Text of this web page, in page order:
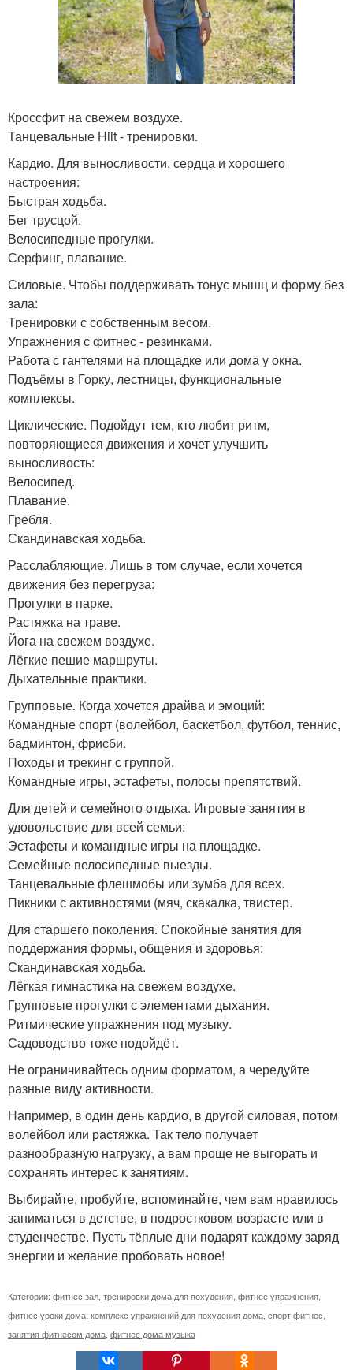
Кроссфит на свежем воздухе.
Танцевальные Hiit - тренировки.
Кардио. Для выносливости, сердца и хорошего
настроения:
Быстрая ходьба.
Бег трусцой.
Велосипедные прогулки.
Серфинг, плавание.
Силовые. Чтобы поддерживать тонус мышц и форму без
зала:
Тренировки с собственным весом.
Упражнения с фитнес - резинками.
Работа с гантелями на площадке или дома у окна.
Подъёмы в Горку, лестницы, функциональные
комплексы.
Циклические. Подойдут тем, кто любит ритм,
повторяющиеся движения и хочет улучшить
выносливость:
Велосипед.
Плавание.
Гребля.
Скандинавская ходьба.
Расслабляющие. Лишь в том случае, если хочется
движения без перегруза:
Прогулки в парке.
Растяжка на траве.
Йога на свежем воздухе.
Лёгкие пешие маршруты.
Дыхательные практики.
Групповые. Когда хочется драйва и эмоций:
Командные спорт (волейбол, баскетбол, футбол, теннис,
бадминтон, фрисби.
Походы и трекинг с группой.
Командные игры, эстафеты, полосы препятствий.
Для детей и семейного отдыха. Игровые занятия в
удовольствие для всей семьи:
Эстафеты и командные игры на площадке.
Семейные велосипедные выезды.
Танцевальные флешмобы или зумба для всех.
Пикники с активностями (мяч, скакалка, твистер.
Для старшего поколения. Спокойные занятия для
поддержания формы, общения и здоровья:
Скандинавская ходьба.
Лёгкая гимнастика на свежем воздухе.
Групповые прогулки с элементами дыхания.
Ритмические упражнения под музыку.
Садоводство тоже подойдёт.
Не ограничивайтесь одним форматом, а чередуйте
разные виду активности.
Например, в один день кардио, в другой силовая, потом
волейбол или растяжка. Так тело получает
разнообразную нагрузку, а вам проще не выгорать и
сохранять интерес к занятиям.
Выбирайте, пробуйте, вспоминайте, чем вам нравилось
заниматься в детстве, в подростковом возрасте или в
студенчестве. Пусть тёплые дни подарят каждому заряд
энергии и желание пробовать новое!
Категории: фитнес зал тренировки дома для похудения фитнес упражнения
фитнес уроки дома комплекс упражнений для похудения дома спорт фитнес
занятия фитнесом дома фитнес дома музыка